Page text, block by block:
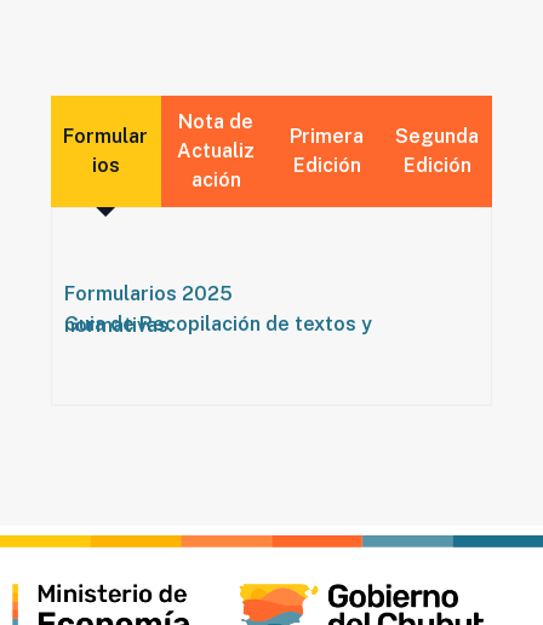
Formular
ios
Nota de
Actualiz
ación
Primera
Edición
Segunda
Edición
Formularios 2025
Guia de Recopilación de textos y normativas.